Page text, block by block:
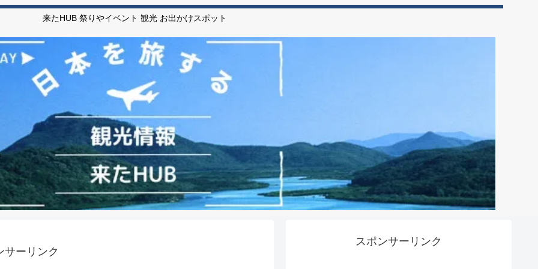
来たHUB 祭りやイベント 観光 お出かけスポット
サーリンク
スポンサーリンク